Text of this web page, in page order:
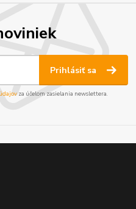
Prihlásiť sa
za účelom zasielania newslettera.